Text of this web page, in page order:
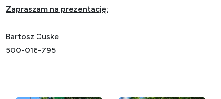
Zapraszam na prezentację:
Bartosz Cuske
500-016-795